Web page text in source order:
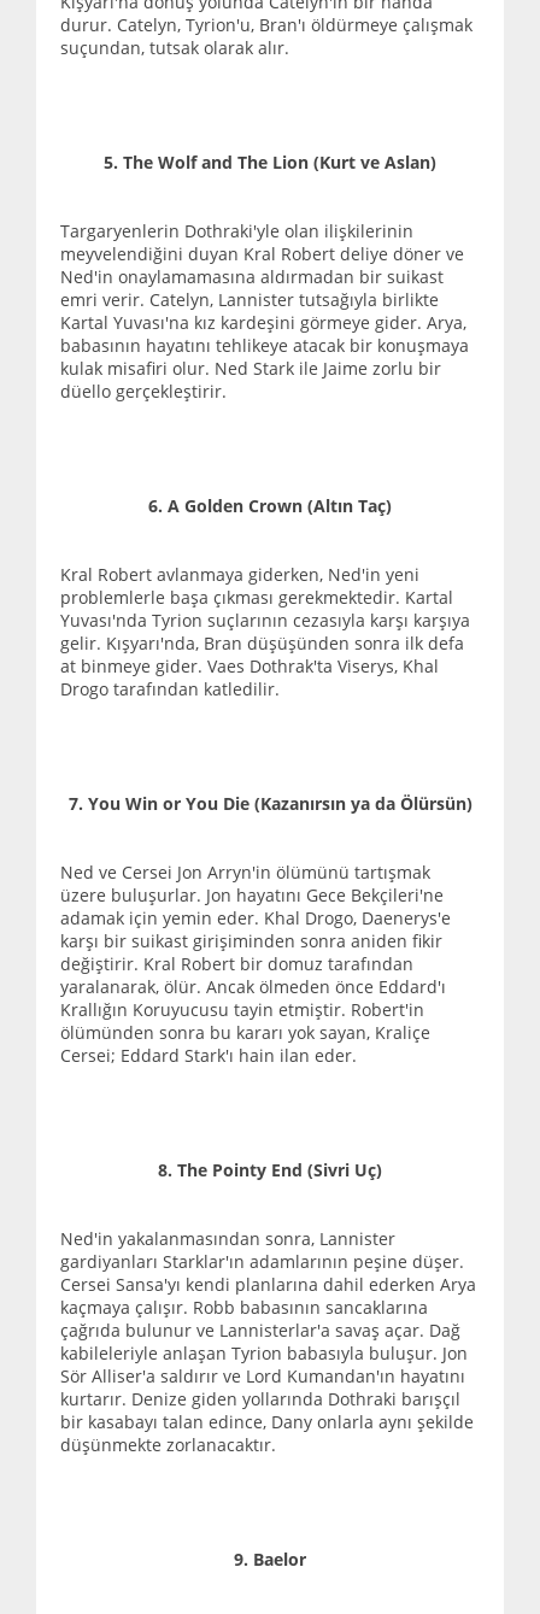
durur. Catelyn, Tyrion'u, Bran'ı öldürmeye çalışmak
suçundan, tutsak olarak alır.
5. The Wolf and The Lion (Kurt ve Aslan)
Targaryenlerin Dothraki'yle olan ilişkilerinin
meyvelendiğini duyan Kral Robert deliye döner ve
Ned'in onaylamamasına aldırmadan bir suikast
emri verir. Catelyn, Lannister tutsağıyla birlikte
Kartal Yuvası'na kız kardeşini görmeye gider. Arya,
babasının hayatını tehlikeye atacak bir konuşmaya
kulak misafiri olur. Ned Stark ile Jaime zorlu bir
düello gerçekleştirir.
6. A Golden Crown (Altın Taç)
Kral Robert avlanmaya giderken, Ned'in yeni
problemlerle başa çıkması gerekmektedir. Kartal
Yuvası'nda Tyrion suçlarının cezasıyla karşı karşıya
gelir. Kışyarı'nda, Bran düşüşünden sonra ilk defa
at binmeye gider. Vaes Dothrak'ta Viserys, Khal
Drogo tarafından katledilir.
7. You Win or You Die (Kazanırsın ya da Ölürsün)
Ned ve Cersei Jon Arryn'in ölümünü tartışmak
üzere buluşurlar. Jon hayatını Gece Bekçileri'ne
adamak için yemin eder. Khal Drogo, Daenerys'e
karşı bir suikast girişiminden sonra aniden fikir
değiştirir. Kral Robert bir domuz tarafından
yaralanarak, ölür. Ancak ölmeden önce Eddard'ı
Krallığın Koruyucusu tayin etmiştir. Robert'in
ölümünden sonra bu kararı yok sayan, Kraliçe
Cersei; Eddard Stark'ı hain ilan eder.
8. The Pointy End (Sivri Uç)
Ned'in yakalanmasından sonra, Lannister
gardiyanları Starklar'ın adamlarının peşine düşer.
Cersei Sansa'yı kendi planlarına dahil ederken Arya
kaçmaya çalışır. Robb babasının sancaklarına
çağrıda bulunur ve Lannisterlar'a savaş açar. Dağ
kabileleriyle anlaşan Tyrion babasıyla buluşur. Jon
Sör Alliser'a saldırır ve Lord Kumandan'ın hayatını
kurtarır. Denize giden yollarında Dothraki barışçıl
bir kasabayı talan edince, Dany onlarla aynı şekilde
düşünmekte zorlanacaktır.
9. Baelor